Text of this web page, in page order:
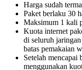
Harga sudah
Paket berlaku 30
Maksimum 1 kali
Kuota internet
di seluruh
batas pemakaian
Setelah mencapai
menggunakan